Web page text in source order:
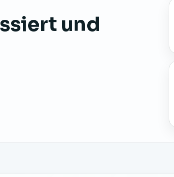
und